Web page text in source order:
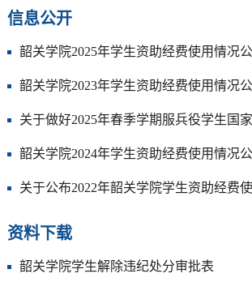
信息公开
韶关学院2025年学生资助经费使用情况
韶关学院2023年学生资助经费使用情况
关于做好2025年春季学期服兵役学生国家教育资助申
韶关学院2024年学生资助经费使用情况
关于公布2022年韶关学院学生资助经费使用
资料下载
韶关学院学生解除违纪处分审批表